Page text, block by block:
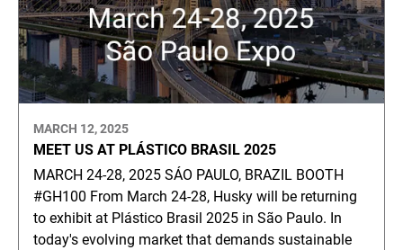
MARCH 12, 2025
MEET US AT PLÁSTICO BRASIL 2025
MARCH 24-28, 2025 SÁO PAULO, BRAZIL BOOTH
#GH100 From March 24-28, Husky will be returning
to exhibit at Plástico Brasil 2025 in São Paulo. In
today's evolving market that demands sustainable